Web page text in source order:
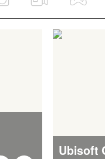
Ubisoft